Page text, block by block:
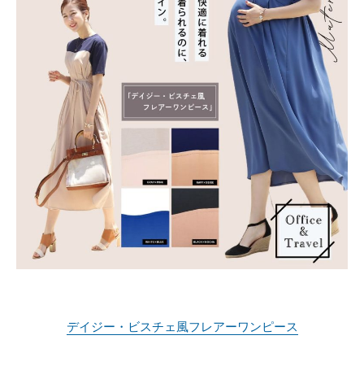
デイジー・ビスチェ風フレアーワンピース